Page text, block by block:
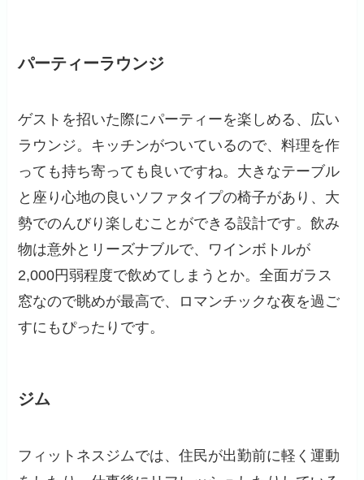
パーティーラウンジ
ゲストを招いた際にパーティーを楽しめる、広い
ラウンジ。キッチンがついているので、料理を作
っても持ち寄っても良いですね。大きなテーブル
と座り心地の良いソファタイプの椅子があり、大
勢でのんびり楽しむことができる設計です。飲み
物は意外とリーズナブルで、ワインボトルが
2,000円弱程度で飲めてしまうとか。全面ガラス
窓なので眺めが最高で、ロマンチックな夜を過ご
すにもぴったりです。
ジム
フィットネスジムでは、住民が出勤前に軽く運動